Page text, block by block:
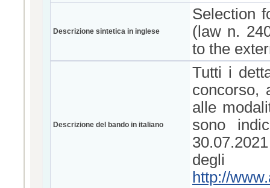
Descrizione sintetica in inglese
Selection
(law n.
to the
Descrizione del bando in italiano
Tutti i
concorso,
alle
sono
http://